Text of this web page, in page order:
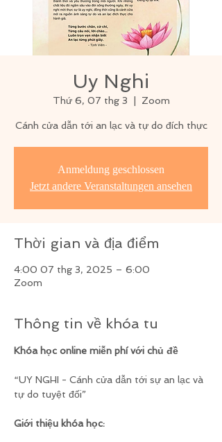
Uy Nghi
Thứ 6, 07 thg 3 Zoom
Cánh cửa dẫn tới an lạc và tự do đích thực
Anmeldung geschlossen
Jetzt andere Veranstaltungen ansehen
Thời gian và địa điểm
4:00 07 thg 3, 2025 – 6:00
Zoom
Thông tin về khóa tu
Khóa học online miễn phí với chủ đề
“UY NGHI - Cánh cửa dẫn tới sự an lạc và
tự do tuyệt đối”
Giới thiệu khóa học: